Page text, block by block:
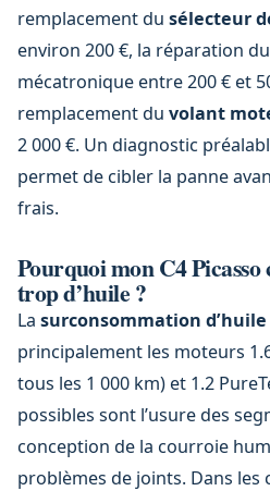
remplacement du sélecteur
environ 200 €, la réparation
mécatronique entre 200 € et
remplacement du volant
2 000 €. Un diagnostic
permet de cibler la panne
frais.
Pourquoi mon C4
trop d’huile ?
La surconsommation d’huile
principalement les moteurs
tous les 1 000 km) et 1.2
possibles sont l’usure des
conception de la courroie
problèmes de joints. Dans les